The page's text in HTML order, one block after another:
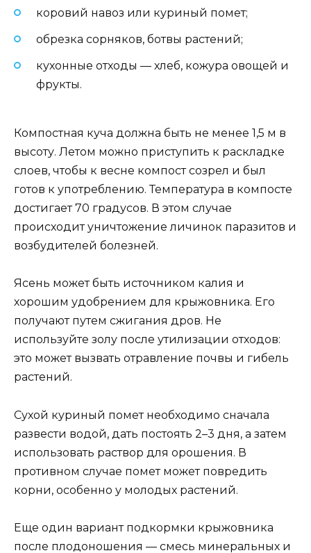
коровий навоз или куриный помет;
обрезка сорняков, ботвы растений;
кухонные отходы — хлеб, кожура овощей и
фрукты.
Компостная куча должна быть не менее 1,5 м в
высоту. Летом можно приступить к раскладке
слоев, чтобы к весне компост созрел и был
готов к употреблению. Температура в компосте
достигает 70 градусов. В этом случае
происходит уничтожение личинок паразитов и
возбудителей болезней.
Ясень может быть источником калия и
хорошим удобрением для крыжовника. Его
получают путем сжигания дров. Не
используйте золу после утилизации отходов:
это может вызвать отравление почвы и гибель
растений.
Сухой куриный помет необходимо сначала
развести водой, дать постоять 2–3 дня, а затем
использовать раствор для орошения. В
противном случае помет может повредить
корни, особенно у молодых растений.
Еще один вариант подкормки крыжовника
после плодоношения — смесь минеральных и